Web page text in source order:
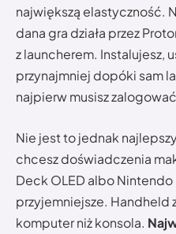
największą elastyczność.
dana gra działa przez
z launcherem. Instalujesz,
przynajmniej dopóki sam
najpierw musisz
Nie jest to jednak
chcesz doświadczenia
Deck OLED albo
przyjemniejsze. Handheld
komputer niż konsola.